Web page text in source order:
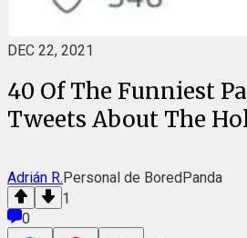
DEC 22, 2021
40 Of The Funniest
Tweets About The
Adrián R.Personal de BoredPanda
1
0